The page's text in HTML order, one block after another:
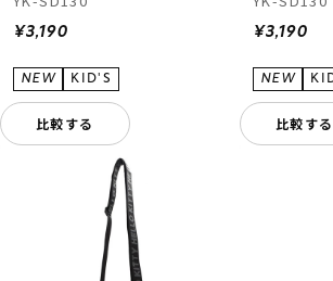
¥3,190
比較する
¥3,190
比較する